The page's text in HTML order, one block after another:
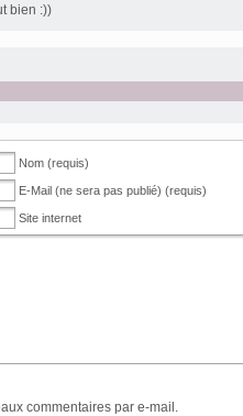
bien :))
Nom (requis)
E-Mail (ne sera pas publié) (requis)
Site internet
commentaires par e-mail.